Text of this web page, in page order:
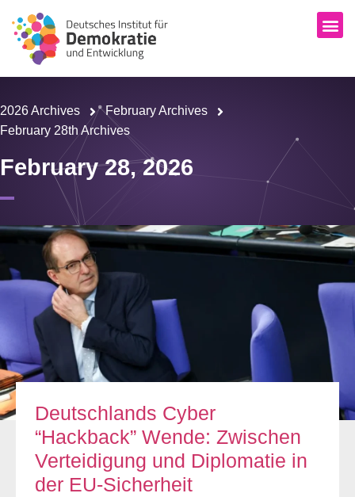
2026 Archives
February Archives
February 28th Archives
February 28, 2026
Deutschlands Cyber
“Hackback” Wende: Zwischen
Verteidigung und Diplomatie in
der EU-Sicherheit